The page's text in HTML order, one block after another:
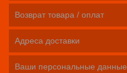
Возврат товара / оплат
Адреса доставки
Ваши персональные данные